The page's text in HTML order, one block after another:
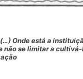
Onde está a
não se limitar a